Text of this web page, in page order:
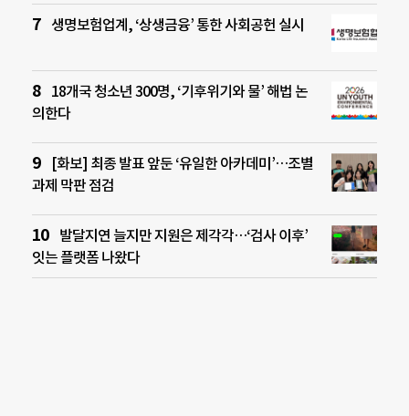
생명보험업계, ‘상생금융’ 통한 사회공헌 실시
18개국 청소년 300명, ‘기후위기와 물’ 해법 논
의한다
[화보] 최종 발표 앞둔 ‘유일한 아카데미’…조별
과제 막판 점검
발달지연 늘지만 지원은 제각각…‘검사 이후’
잇는 플랫폼 나왔다